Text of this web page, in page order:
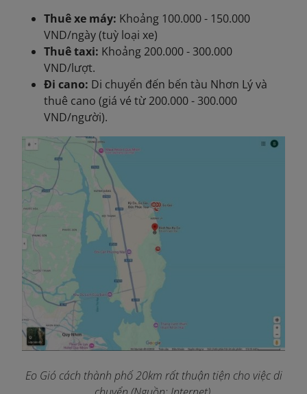
Thuê xe máy: Khoảng 100.000 - 150.000
VND/ngày (tuỳ loại xe)
Thuê taxi: Khoảng 200.000 - 300.000
VND/lượt.
Đi cano: Di chuyển đến bến tàu Nhơn Lý và
thuê cano (giá vé từ 200.000 - 300.000
VND/người).
Eo Gió cách thành phố 20km rất thuận tiện cho việc di